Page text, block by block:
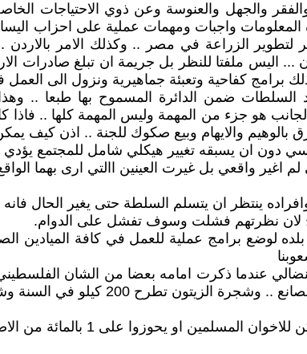
والجهل والعنوسة وعن ذوي الاحتياجات
واجبات ومهمات عملية على احزاب
الزراعة في مصر .. وكذلك الامر بالاردن
كفاحية وتعبئة جماهيرية ونزول الى العمل
السلطات ضمن الدائرة المسموح بها طبعا
هو جزء من المهمة وليس المهمة كلها ..
بالوهيم والايهام وبيع صكوك للجنة .. اذن كيف
دون ان يسبقه تغيير هيكلي شامل للمجتمع يؤدي
اغير واقعي بل غيرت العينين االتي ارى بهما
وافراده ينتظر ان يتسلم السلطة حتى يغير الحال
لان نظرتهم فشلت وسوف تفشل على الدوام.
لوضع برامج عملية للعمل في كافة الميادين
نسجل اختراعين .. ولدينا
يحوزوا على 1 بالمائة من الاصوات التي حازوا عليها ..